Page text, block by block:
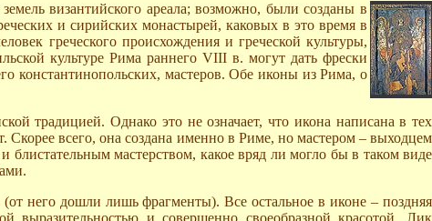
византийского ареала; возможно, были созданы в
и сирийских монастырей, каковых в это время в
греческого происхождения и греческой культуры,
культуре Рима раннего VIII в. могут дать фрески
константинопольских, мастеров. Обе иконы из Рима, о
традицией. Однако это не означает, что икона написана в тех
Скорее всего, она создана именно в Риме, но мастером – выходцем
мастерством, какое вряд ли могло бы в таком виде
него дошли лишь фрагменты). Все остальное в иконе – поздняя